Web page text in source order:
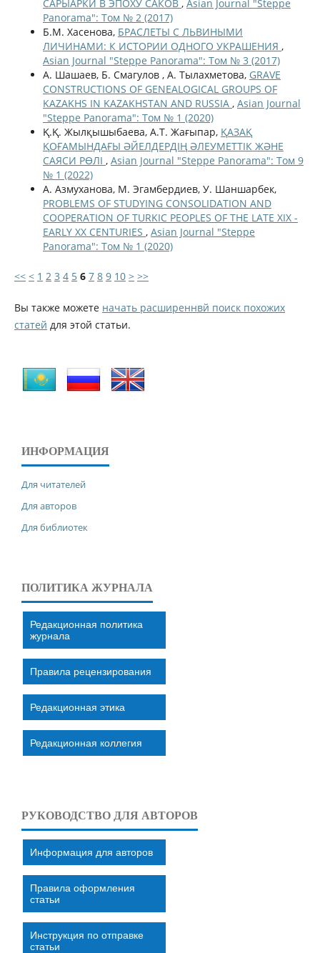
САРЫАРКИ В ЭПОХУ САКОВ , Asian Journal "Steppe
Panorama": Том № 2 (2017)
Б.М. Хасенова, БРАСЛЕТЫ С ЛЬВИНЫМИ
ЛИЧИНАМИ: К ИСТОРИИ ОДНОГО УКРАШЕНИЯ ,
Asian Journal "Steppe Panorama": Том № 3 (2017)
А. Шашаев, Б. Смагулов , А. Тылахметова, GRAVE
CONSTRUCTIONS OF GENEALOGICAL GROUPS OF
KAZAKHS IN KAZAKHSTAN AND RUSSIA , Asian Journal
"Steppe Panorama": Том № 1 (2020)
Қ.Қ. Жылқышыбаева, А.Т. Жағыпар, ҚАЗАҚ
ҚОҒАМЫНДАҒЫ ӘЙЕЛДЕРДІҢ ӘЛЕУМЕТТІК ЖӘНЕ
САЯСИ РӨЛІ , Asian Journal "Steppe Panorama": Том 9
№ 1 (2022)
А. Азмуханова, М. Эгамбердиев, У. Шаншарбек,
PROBLEMS OF STUDYING CONSOLIDATION AND
COOPERATION OF TURKIC PEOPLES OF THE LATE XIX -
EARLY XX CENTURIES , Asian Journal "Steppe
Panorama": Том № 1 (2020)
<< < 1 2 3 4 5 6 7 8 9 10 > >>
Вы также можете начать расширеннвй поиск похожих
статей для этой статьи.
ИНФОРМАЦИЯ
Для читателей
Для авторов
Для библиотек
ПОЛИТИКА ЖУРНАЛА
Редакционная политика
журнала
Правила рецензирования
Редакционная этика
Редакционная коллегия
РУКОВОДСТВО ДЛЯ АВТОРОВ
Информация для авторов
Правила оформления
статьи
Инструкция по отправке
статьи